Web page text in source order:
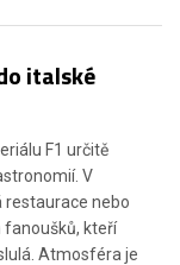
italské
F1 určitě
V
restaurace nebo
fanoušků, kteří
Atmosféra je